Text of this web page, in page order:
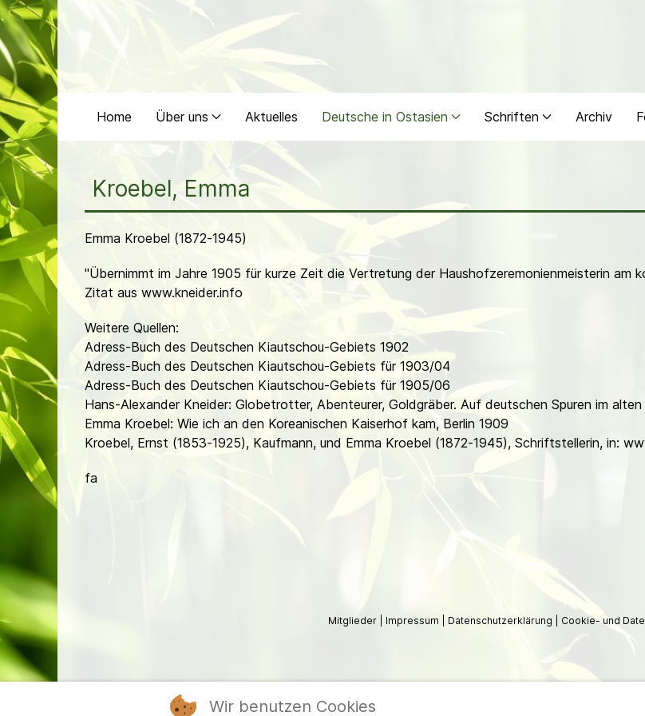
Home Über uns Aktuelles Deutsche in Ostasien Schriften Archiv
Kroebel, Emma
Emma Kroebel (1872-1945)
"Übernimmt im Jahre 1905 für kurze Zeit die Vertretung der Haushofzeremonienmeisterin am
Zitat aus www.kneider.info
Weitere Quellen:
Adress-Buch des Deutschen Kiautschou-Gebiets 1902
Adress-Buch des Deutschen Kiautschou-Gebiets für 1903/04
Adress-Buch des Deutschen Kiautschou-Gebiets für 1905/06
Hans-Alexander Kneider: Globetrotter, Abenteurer, Goldgräber. Auf deutschen Spuren im
Emma Kroebel: Wie ich an den Koreanischen Kaiserhof kam, Berlin 1909
Kroebel, Ernst (1853-1925), Kaufmann, und Emma Kroebel (1872-1945), Schriftstellerin, in:
fa
Mitglieder Impressum Datenschutzerklärung Cookie- und
Wir benutzen Cookies